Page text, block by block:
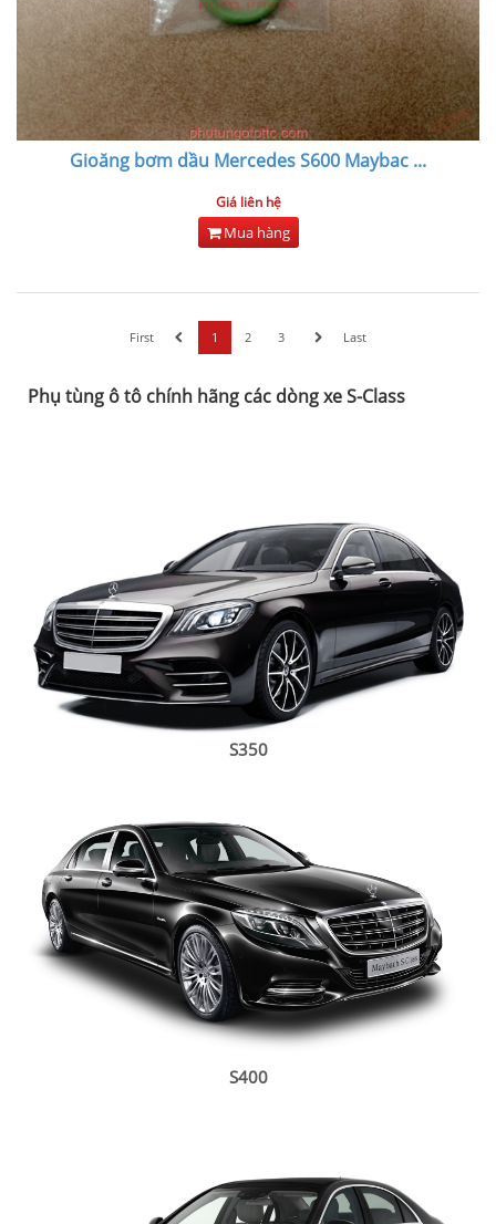
Gioăng bơm dầu Mercedes S600 Maybac ...
Giá liên hệ
Mua hàng
First 1 2 3 Last
Phụ tùng ô tô chính hãng các dòng xe S-Class
S350
S400